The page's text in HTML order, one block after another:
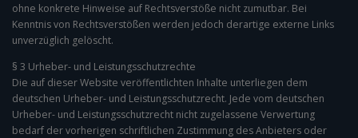
ohne konkrete Hinweise auf Rechtsverstöße nicht zumutbar. Bei
Kenntnis von Rechtsverstößen werden jedoch derartige externe Links
unverzüglich gelöscht.
§ 3 Urheber- und Leistungsschutzrechte
Die auf dieser Website veröffentlichten Inhalte unterliegen dem
deutschen Urheber- und Leistungsschutzrecht. Jede vom deutschen
Urheber- und Leistungsschutzrecht nicht zugelassene Verwertung
bedarf der vorherigen schriftlichen Zustimmung des Anbieters oder